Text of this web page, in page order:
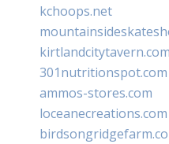
kchoops.net
kirtlandcitytavern.com
301nutritionspot.com
ammos-stores.com
loceanecreations.com